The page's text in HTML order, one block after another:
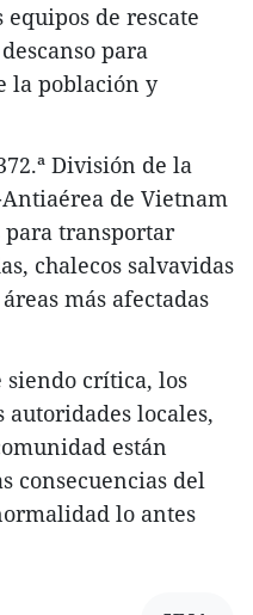
de rescate
para
la población y
División de la
de Vietnam
para transportar
chalecos salvavidas
más afectadas
crítica, los
autoridades locales,
están
consecuencias del
lo antes